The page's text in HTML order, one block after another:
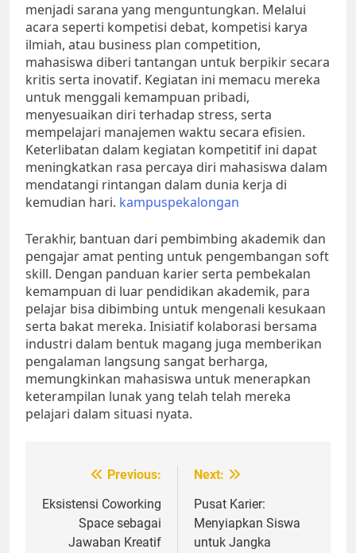
menjadi sarana yang menguntungkan. Melalui
acara seperti kompetisi debat, kompetisi karya
ilmiah, atau business plan competition,
mahasiswa diberi tantangan untuk berpikir secara
kritis serta inovatif. Kegiatan ini memacu mereka
untuk menggali kemampuan pribadi,
menyesuaikan diri terhadap stress, serta
mempelajari manajemen waktu secara efisien.
Keterlibatan dalam kegiatan kompetitif ini dapat
meningkatkan rasa percaya diri mahasiswa dalam
mendatangi rintangan dalam dunia kerja di
kemudian hari. kampuspekalongan
Terakhir, bantuan dari pembimbing akademik dan
pengajar amat penting untuk pengembangan soft
skill. Dengan panduan karier serta pembekalan
kemampuan di luar pendidikan akademik, para
pelajar bisa dibimbing untuk mengenali kesukaan
serta bakat mereka. Inisiatif kolaborasi bersama
industri dalam bentuk magang juga memberikan
pengalaman langsung sangat berharga,
memungkinkan mahasiswa untuk menerapkan
keterampilan lunak yang telah telah mereka
pelajari dalam situasi nyata.
navigation
Previous:
Eksistensi Coworking
Space sebagai
Jawaban Kreatif
Next:
Pusat Karier:
Menyiapkan Siswa
untuk Jangka